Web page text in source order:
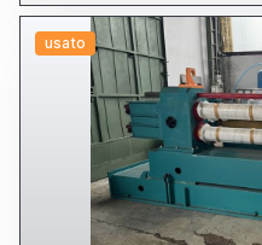
usato